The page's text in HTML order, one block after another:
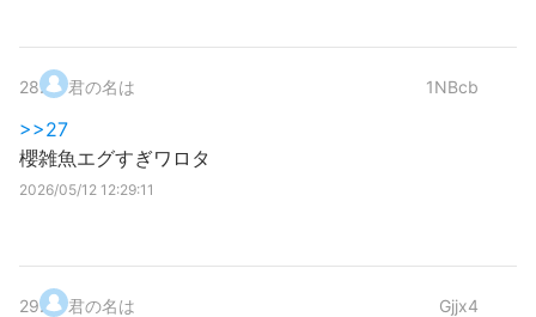
28. 君の名は 1NBcb
>>27
櫻雑魚エグすぎワロタ
2026/05/12 12:29:11
29. 君の名は Gjjx4